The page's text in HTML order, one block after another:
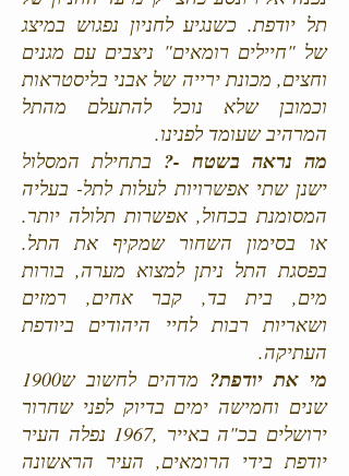
תל יודפת. כשנגיע לחניון נפגוש במיצג
של "חיילים רומאים" ניצבים עם מגנים
וחצים, מכונת ירייה של אבני בליסטראות
וכמובן שלא נוכל להתעלם מהתל
המרהיב שעומד לפנינו.
מה נראה בשטח -? בתחילת המסלול
ישנן שתי אפשרויות לעלות לתל- בעליה
המסומנת בכחול, אפשרות תלולה יותר.
או בסימון השחור שמקיף את התל.
בפסגת התל ניתן למצוא מערה, בורות
מים, בית בד, קבר אחים, רמזים
ושאריות רבות לחיי היהודים ביודפת
העתיקה.
מי את יודפת?
מדהים לחשוב ש1900
שנים וחמישה ימים בדיוק לפני שחרור
ירושלים בכ"ה באייר ,1967 נפלה העיר
יודפת בידי הרומאים, העיר הראשונה